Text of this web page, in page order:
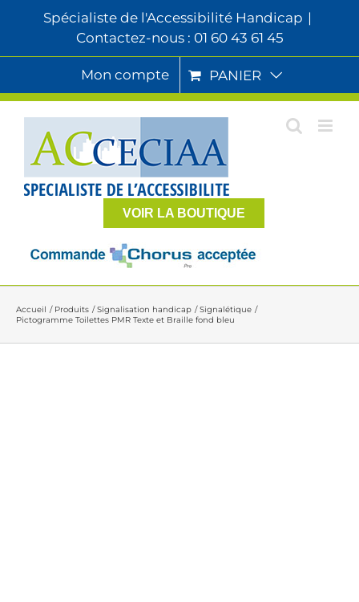
Spécialiste de l'Accessibilité Handicap |
Contactez-nous : 01 60 43 61 45
Mon compte PANIER
VOIR LA BOUTIQUE
Accueil Produits Signalisation handicap
Signalétique
Pictogramme Toilettes PMR Texte et Braille fond bleu